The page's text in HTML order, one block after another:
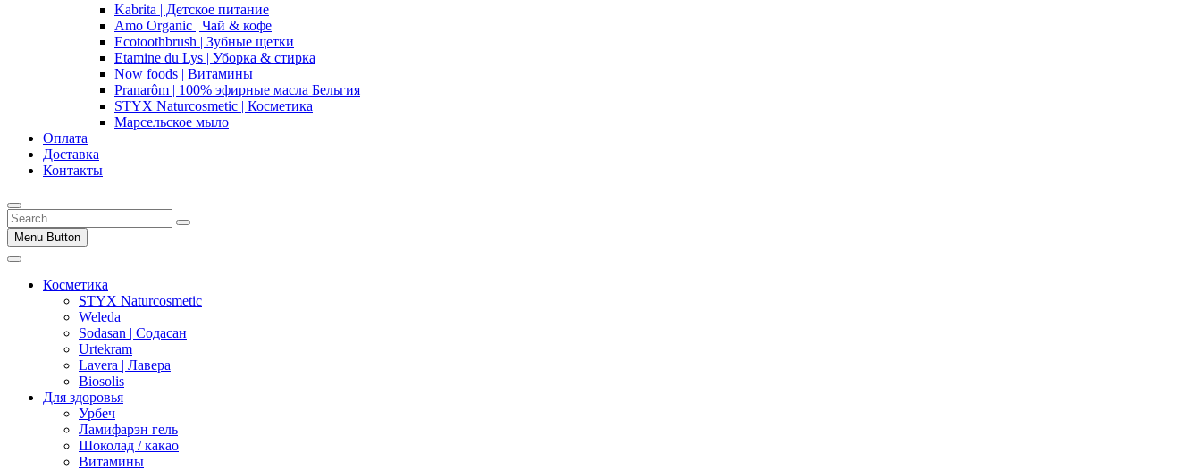
Kabrita | Детское питание
Amo Organic | Чай & кофе
Ecotoothbrush | Зубные щетки
Etamine du Lys | Уборка & стирка
Now foods | Витамины
Pranarôm | 100% эфирные масла Бельгия
STYX Naturcosmetic | Косметика
Марсельское мыло
Оплата
Доставка
Контакты
Menu Button
Косметика
STYX Naturcosmetic
Weleda
Sodasan | Содасан
Urtekram
Lavera | Лавера
Biosolis
Для здоровья
Урбеч
Ламифарэн гель
Шоколад / какао
Витамины